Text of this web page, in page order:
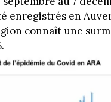
enregistrés en
connaît une